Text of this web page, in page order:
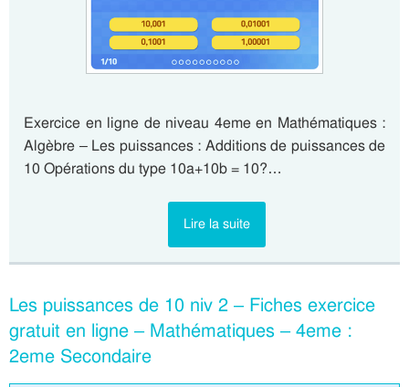
Exercice en ligne de niveau 4eme en Mathématiques :
Algèbre – Les puissances : Additions de puissances de
10 Opérations du type 10a+10b = 10?…
Lire la suite
Les puissances de 10 niv 2 – Fiches exercice
gratuit en ligne – Mathématiques – 4eme :
2eme Secondaire